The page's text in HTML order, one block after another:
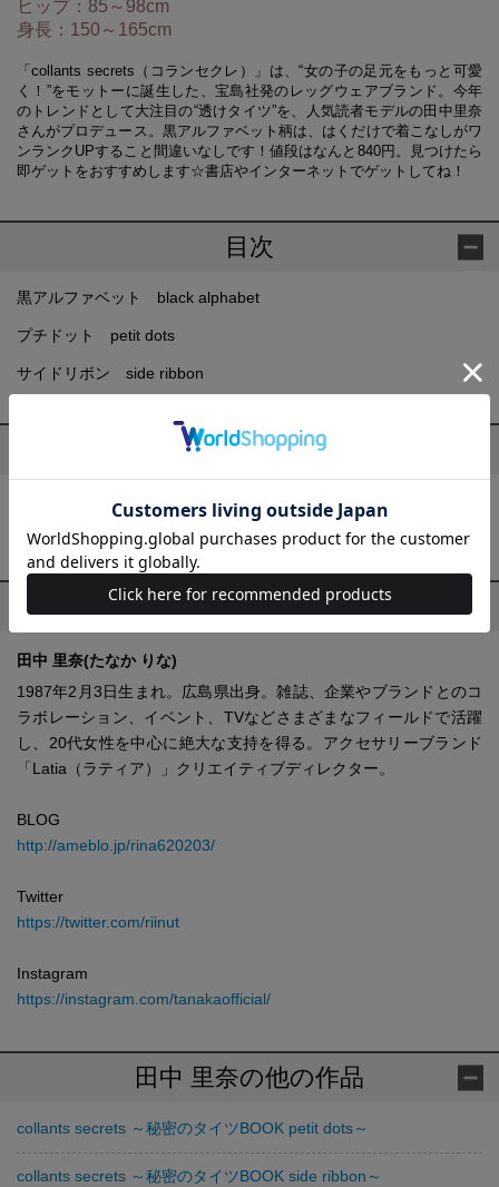
ヒップ：85～98cm
身長：150～165cm
「collants secrets（コランセクレ）」は、“女の子の足元をもっと可愛
く！”をモットーに誕生した、宝島社発のレッグウェアブランド。今年
のトレンドとして大注目の“透けタイツ”を、人気読者モデルの田中里奈
さんがプロデュース。黒アルファベット柄は、はくだけで着こなしがワ
ンランクUPすること間違いなしです！値段はなんと840円。見つけたら
即ゲットをおすすめします☆書店やインターネットでゲットしてね！
目次
黒アルファベット black alphabet
プチドット petit dots
サイドリボン side ribbon
お知らせ
切れの際はご容赦ください。
プロフィール
田中 里奈(たなか りな)
1987年2月3日生まれ。広島県出身。雑誌、企業やブランドとのコ
ラボレーション、イベント、TVなどさまざまなフィールドで活躍
し、20代女性を中心に絶大な支持を得る。アクセサリーブランド
「Latia（ラティア）」クリエイティブディレクター。
BLOG
http://ameblo.jp/rina620203/
Twitter
https://twitter.com/riinut
Instagram
https://instagram.com/tanakaofficial/
田中 里奈の他の作品
collants secrets ～秘密のタイツBOOK petit dots～
collants secrets ～秘密のタイツBOOK side ribbon～